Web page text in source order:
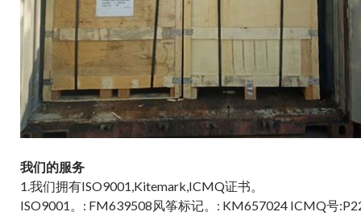
我们的服务
1.我们拥有ISO9001,Kitemark,ICMQ证书。
ISO9001。: FM639508风筝标记。: KM657024 ICMQ号